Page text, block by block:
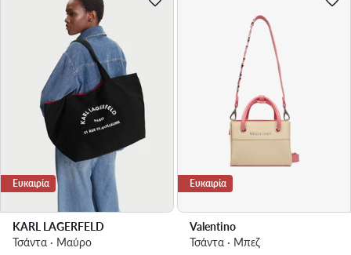
Ευκαιρία
KARL LAGERFELD
Τσάντα · Μαύρο
Ευκαιρία
Valentino
Τσάντα · Μπεζ